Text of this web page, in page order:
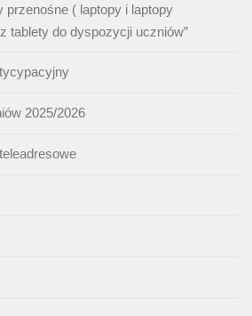
przenośne ( laptopy i laptopy
tablety do dyspozycji uczniów”
2025/2026